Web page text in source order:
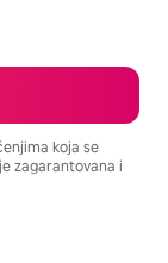
koja se
zagarantovana i